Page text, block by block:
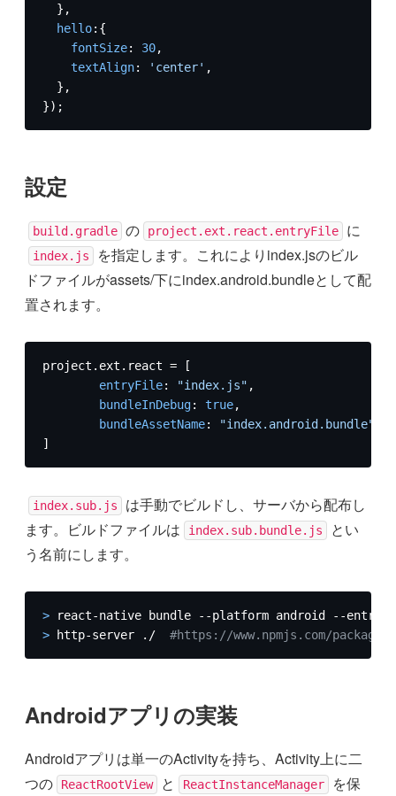
  },
hello:{
fontSize: 30,
textAlign: 'center' ,
  },
});
設定
build.gradle の project.ext.react.entryFile に
index.js
を指定します。これによりindex.jsのビル
ドファイルがassets/下にindex.android.bundleとして配
置されます。
project. ext . react = [
entryFile: "index.js" ,
bundleInDebug: true,
bundleAssetName:
"index.android.bundle"
]
index.sub.js
は手動でビルドし、サーバから配布し
ます。ビルドファイルは
index.sub.bundle.js
とい
う名前にします。
>
react-native bundle --platform android --
>
http-server ./ #https://www.npmjs.com/
Androidアプリの実装
Androidアプリは単一のActivityを持ち、Activity上に二
つの
ReactRootView と ReactInstanceManager
を保